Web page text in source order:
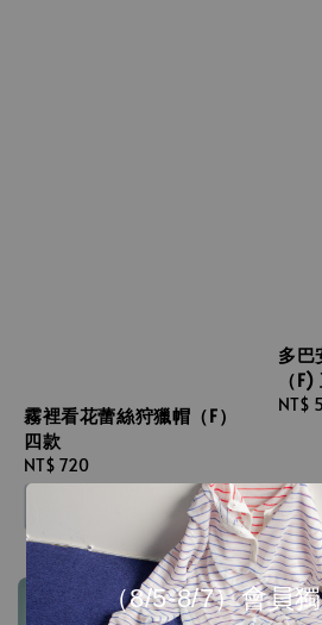
（8/5-8/7）會員
霧裡看花蕾絲狩獵帽（F）
四款
Regular
price
NT$ 720
多巴
（
NT$